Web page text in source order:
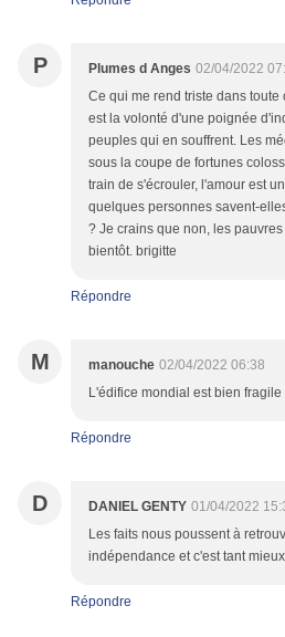
P Plumes d Anges 02/04/2022
Ce qui me rend triste dans toute
est la volonté d'une poignée
peuples qui en souffrent. Les
sous la coupe de fortunes
train de s'écrouler, l'amour est
quelques personnes savent-
? Je crains que non, les
bientôt. brigitte
Répondre
M manouche 02/04/2022 06:38
L'édifice mondial est bien fragile
Répondre
D DANIEL GENTY 01/04/2022
Les faits nous poussent à
indépendance et c'est tant
Répondre